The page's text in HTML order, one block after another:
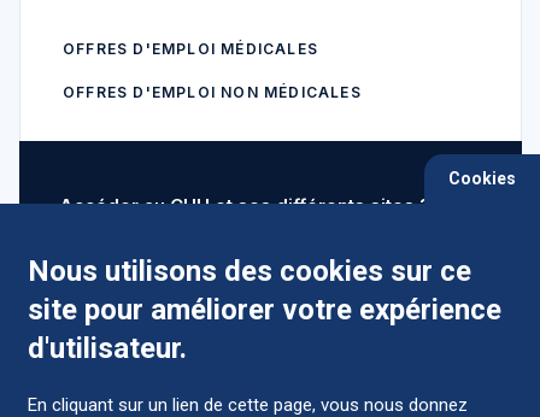
OFFRES D'EMPLOI MÉDICALES
OFFRES D'EMPLOI NON MÉDICALES
Accéder au CHU et ses différents sites ?
Comment préparer mon hospitalisation ?
Cookies
Nous utilisons des cookies sur ce
site pour améliorer votre expérience
d'utilisateur.
En cliquant sur un lien de cette page, vous nous donnez